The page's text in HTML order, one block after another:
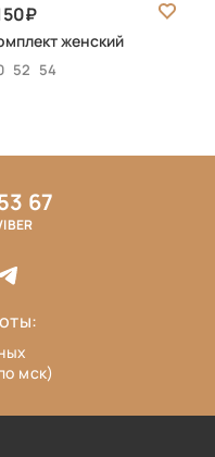
женский
52 54
67
мск)